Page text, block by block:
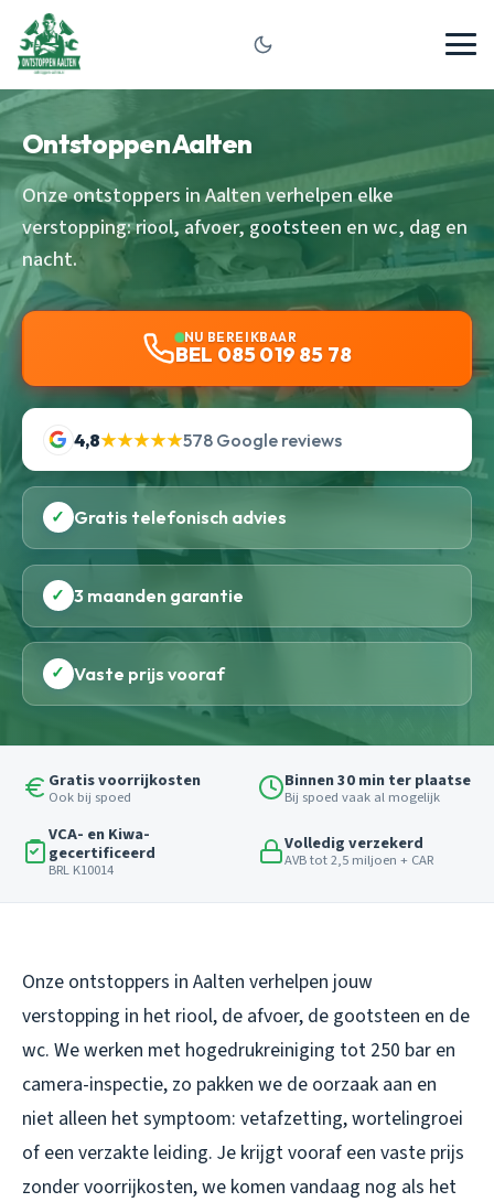
Ontstoppen Aalten
Onze ontstoppers in Aalten verhelpen elke
verstopping: riool, afvoer, gootsteen en wc, dag en
nacht.
NU BEREIKBAAR
BEL 085 019 85 78
4,8★★★★★578 Google reviews
✓ Gratis telefonisch advies
✓ 3 maanden garantie
✓ Vaste prijs vooraf
Gratis voorrijkosten
Ook bij spoed
Binnen 30 min ter plaatse
Bij spoed vaak al mogelijk
VCA- en Kiwa-
gecertificeerd
BRL K10014
Volledig verzekerd
AVB tot 2,5 miljoen + CAR
Onze ontstoppers in Aalten verhelpen jouw
verstopping in het riool, de afvoer, de gootsteen en de
wc. We werken met hogedrukreiniging tot 250 bar en
camera-inspectie, zo pakken we de oorzaak aan en
niet alleen het symptoom: vetafzetting, wortelingroei
of een verzakte leiding. Je krijgt vooraf een vaste prijs
zonder voorrijkosten, we komen vandaag nog als het